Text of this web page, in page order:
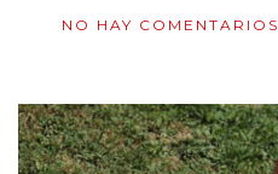
NO HAY COMENTARIOS